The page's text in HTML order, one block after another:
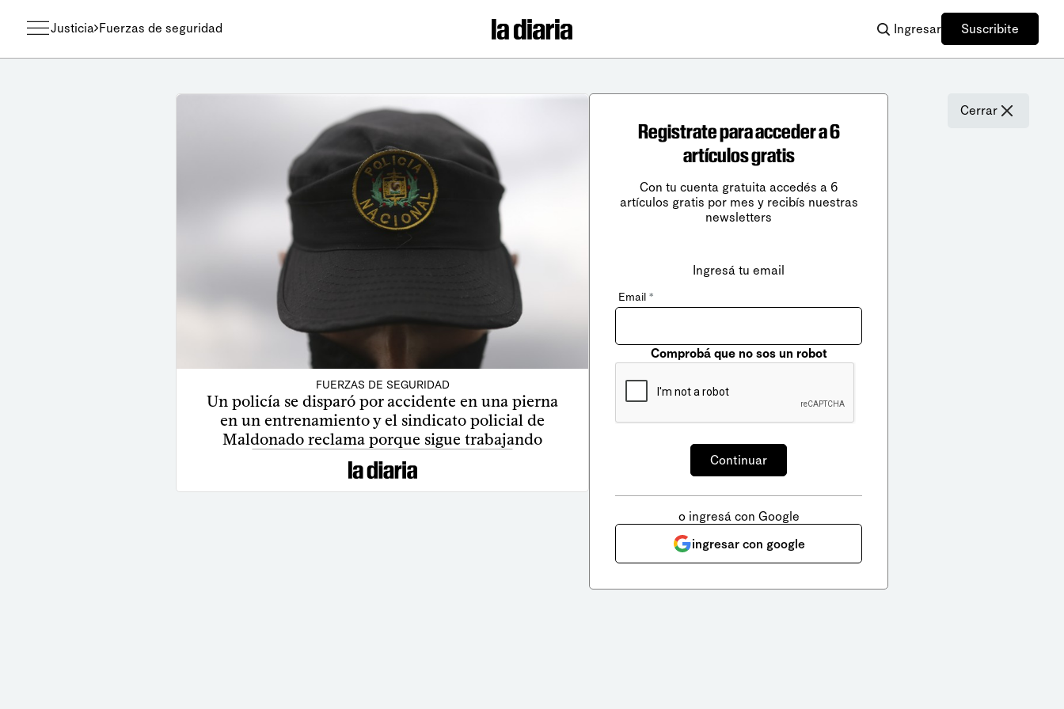
Justicia Fuerzas de seguridad Ingresar Suscribite
FUERZAS DE SEGURIDAD
Un policía se disparó por accidente en una pierna
en un entrenamiento y el sindicato policial de
Maldonado reclama porque sigue trabajando
Cerrar
Registrate para acceder a 6
artículos gratis
Con tu cuenta gratuita accedés a 6
artículos gratis por mes y recibís nuestras
newsletters
Ingresá tu email
Email *
Comprobá que no sos un robot
o ingresá con Google
ingresar con google